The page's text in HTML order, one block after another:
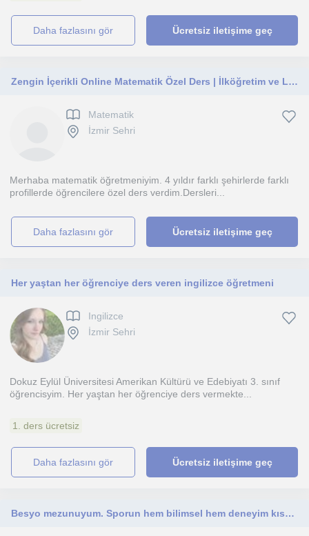
daha fazlasını gör Ücretsiz iletişime geç
Zengin İçerikli Online Matematik Özel Ders | İlköğretim ve Lise kademesi
Matematik
İzmir Sehri
Merhaba matematik öğretmeniyim. 4 yıldır farklı şehirlerde farklı
profillerde öğrencilere özel ders verdim.Dersleri...
daha fazlasını gör Ücretsiz iletişime geç
Her yaştan her öğrenciye ders veren ingilizce öğretmeni
Ingilizce
İzmir Sehri
Dokuz Eylül Üniversitesi Amerikan Kültürü ve Edebiyatı 3. sınıf
öğrencisyim. Her yaştan her öğrenciye ders vermekte...
1. ders ücretsiz
daha fazlasını gör Ücretsiz iletişime geç
Besyo mezunuyum. Sporun hem bilimsel hem deneyim kısmını önemseyerek yola devam ediyorum. Sizlerle de kendi vücudunuzu tanımak, eğitmek ve geliştirmek isterseniz bu konuda yardımcı olmak için sizlerleyim